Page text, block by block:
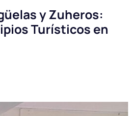
y Zuheros:
Turísticos en